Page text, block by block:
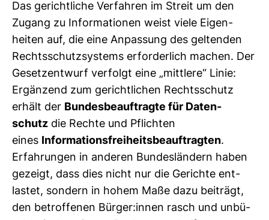
Das gericht­liche Ver­fahren im Streit um den
Zugang zu Infor­ma­tionen weist viele Eigen­
heiten auf, die eine Anpas­sung des gel­tenden
Rechts­schutz­sys­tems erfor­der­lich machen. Der
Gesetz­ent­wurf ver­folgt eine „mitt­lere“ Linie:
Ergän­zend zum gericht­li­chen Rechts­schutz
erhält der Bun­des­be­auf­tragte für Daten­
schutz die Rechte und Pflichten
eines Infor­ma­ti­ons­frei­heits­be­auf­tragten.
Erfah­rungen in anderen Bun­des­län­dern haben
gezeigt, dass dies nicht nur die Gerichte ent­
lastet, son­dern in hohem Maße dazu bei­trägt,
den betrof­fenen Bürger:innen rasch und unbü­